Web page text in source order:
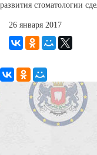
развития стоматологии
26 января 2017